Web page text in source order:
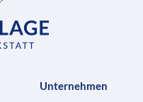
Unternehmen